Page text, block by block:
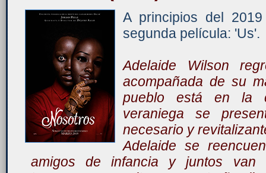
A principios del
segunda película: 'Us'.
Adelaide Wilson
acompañada de su
pueblo está en la
veraniega se
necesario y
Adelaide se
amigos de infancia y juntos